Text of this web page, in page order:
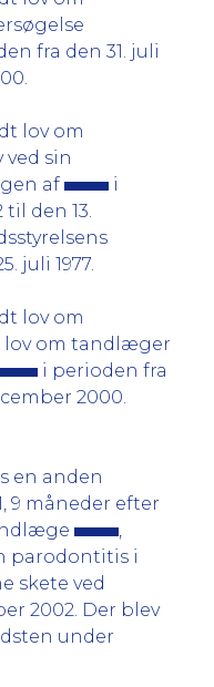
fra den 31. juli
lov om
sin
af
i
den 13.
juli 1977.
lov om
lov om tandlæger
i perioden fra
2000.
en anden
9 måneder efter
parodontitis i
skete ved
2002. Der blev
under